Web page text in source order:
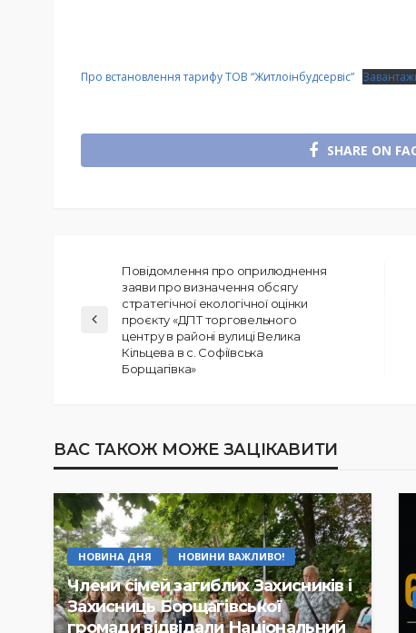
Про встановлення тарифу ТОВ “Житлоінбудсервіс”
SHARE ON
Повідомлення про оприлюднення
заяви про визначення обсягу
стратегічної екологічної оцінки
проєкту «ДПТ торговельного
центру в районі вулиці Велика
Кільцева в с. Софіївська
Борщагівка»
ВАС ТАКОЖ МОЖЕ ЗАЦІКАВИТИ
НОВИНА ДНЯ НОВИНИ ВАЖЛИВО!
Члени сімей загиблих Захисників і
Захисниць Борщагівської
громади відвідали Національний